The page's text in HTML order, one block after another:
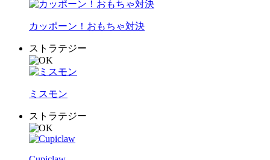
カッポーン！おもちゃ対決
ストラテジー
ミスモン
ストラテジー